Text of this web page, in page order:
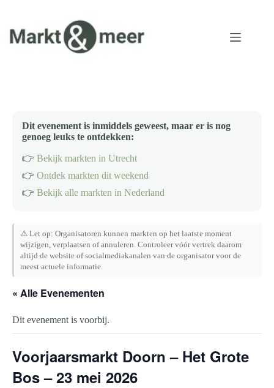
inhoud
Dit evenement is inmiddels geweest, maar er is nog
genoeg leuks te ontdekken:
👉 Bekijk markten in Utrecht
👉 Ontdek markten dit weekend
👉 Bekijk alle markten in Nederland
⚠️ Let op: Organisatoren kunnen markten op het laatste moment
wijzigen, verplaatsen of annuleren. Controleer vóór vertrek daarom
altijd de website of socialmediakanalen van de organisator voor de
meest actuele informatie.
« Alle Evenementen
Dit evenement is voorbij.
Voorjaarsmarkt Doorn – Het Grote
Bos – 23 mei 2026